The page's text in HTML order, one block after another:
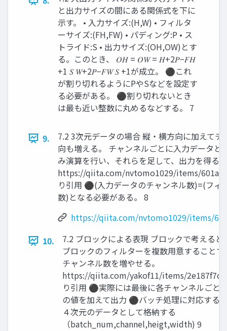
と出力サイズの間にある関係式を下に
示す。 • 入力サイズ:(H,W) • フィルタ
ーサイズ:(FH,FW) • パディング:P • ス
トライド:S • 出力サイズ:(OH,OW)とす
る。このとき、 𝑂𝐻 = 𝑂𝑊 = 𝐻+2𝑃−𝐹𝐻
+1 𝑆 𝑊+2𝑃−𝐹𝑊 𝑆 +1が成立。 ⚫これ
が割り切れるようにPやSなどを設定す
る必要がある。 ⚫割り切れないとき
は最も近い整数に丸めるなどする。 7
9.
7.2 3次元データの場合 縦・横方向に加えて
向も増える。 チャンネルごとに入力データと
み演算を行い、それらを足して、出力を得る。
https://qiita.com/nvtomo1029/items/
り引用 ⚫(入力データのチャンネル数)=(フィ
数)となる必要がある。 8
https://qiita.com/nvtomo1029/items/
10.
7.2 ブロックによる表現 ブロックで考える
ブロックのフィルターを複数用意すること
チャンネル数を増やせる。
https://qiita.com/yakof11/items/
り引用 ⚫実際には最後に各チャンネルごと
の値を加えて出力 ⚫バッチ処理に対応する
４次元のデータとして格納する
（batch_num,channel,heigt,width) 9